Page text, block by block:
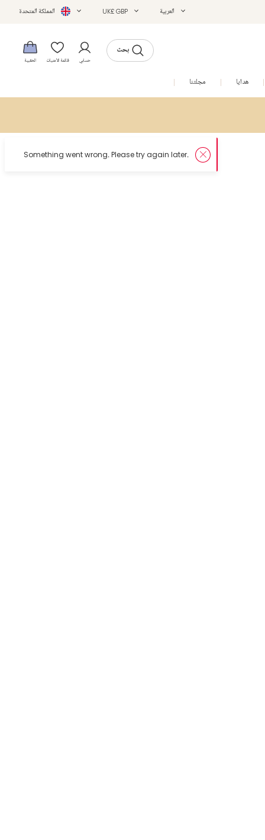
العربية UK£ GBP المملكة المتحدة
بحث
حسابي قائمة الأمنيات الحقيبة
هدايا مجلتنا